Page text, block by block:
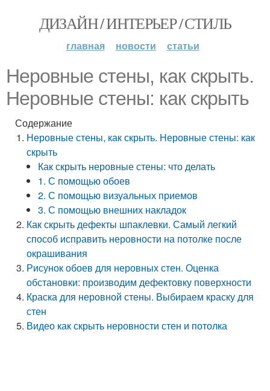
ДИЗАЙН / ИНТЕРЬЕР / СТИЛЬ
главная новости статьи
Неровные стены, как скрыть.
Неровные стены: как скрыть
Содержание
Неровные стены, как скрыть. Неровные стены: как
скрыть
Как скрыть неровные стены: что делать
1. С помощью обоев
2. С помощью визуальных приемов
3. С помощью внешних накладок
Как скрыть дефекты шпаклевки. Самый легкий
способ исправить неровности на потолке после
окрашивания
Рисунок обоев для неровных стен. Оценка
обстановки: производим дефектовку поверхности
Краска для неровной стены. Выбираем краску для
стен
Видео как скрыть неровности стен и потолка